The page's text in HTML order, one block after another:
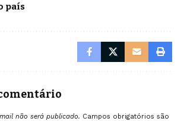
país
não será publicado. Campos obrigatórios são